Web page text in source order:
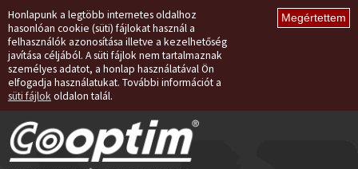
Honlapunk a legtöbb internetes oldalhoz
hasonlóan cookie (süti) fájlokat használ a
felhasználók azonosítása illetve a kezelhetőség
javítása céljából. A süti fájlok nem tartalmaznak
személyes adatot, a honlap használatával Ön
elfogadja használatukat. További információt a
süti fájlok oldalon talál.